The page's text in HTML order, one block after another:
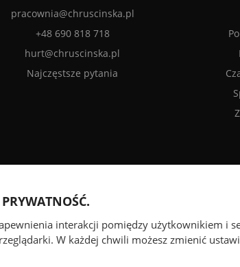
pracownia@chruscinska.pl
+48 690 818 718
hurt@chruscinska.pl
Najczęstsze pytania
interakcji pomiędzy użytkownikiem i
W każdej chwili możesz zmienić